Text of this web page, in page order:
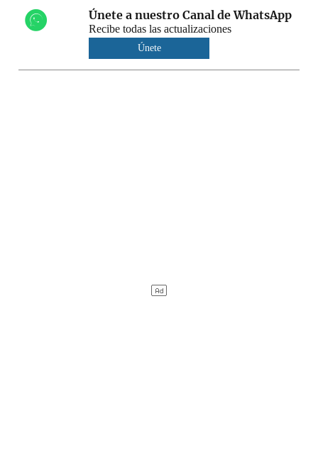
Únete a nuestro Canal de WhatsApp
Recibe todas las actualizaciones
Únete